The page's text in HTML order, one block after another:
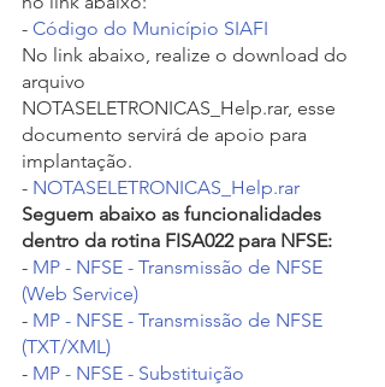
- Código do Município SIAFI
No link abaixo, realize o download do
arquivo
NOTASELETRONICAS_Help.rar, esse
documento servirá de apoio para
implantação.
- NOTASELETRONICAS_Help.rar
Seguem abaixo as funcionalidades
dentro da rotina FISA022 para NFSE:
- MP - NFSE - Transmissão de NFSE
(Web Service)
- MP - NFSE - Transmissão de NFSE
(TXT/XML)
- MP - NFSE - Substituição